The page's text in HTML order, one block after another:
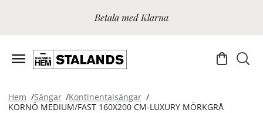
Betala med Klarna
Hem Sängar
Kontinentalsängar
KORNÖ MEDIUM/FAST 160X200 CM-LUXURY MÖRKGRÅ